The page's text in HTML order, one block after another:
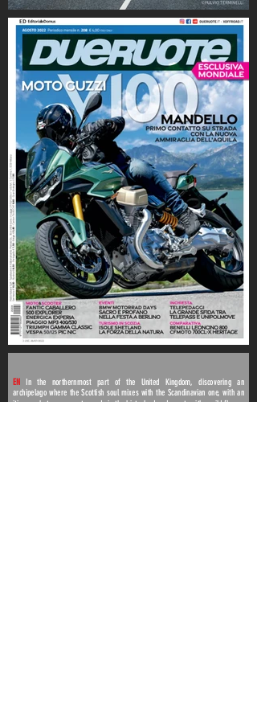
ENIn the northernmost part of the United Kingdom, discovering an
archipelago where the Scottish soul mixes with the Scandinavian one, with an
itinerary between remote roads in the hinterland and coasts with a wild flavor.